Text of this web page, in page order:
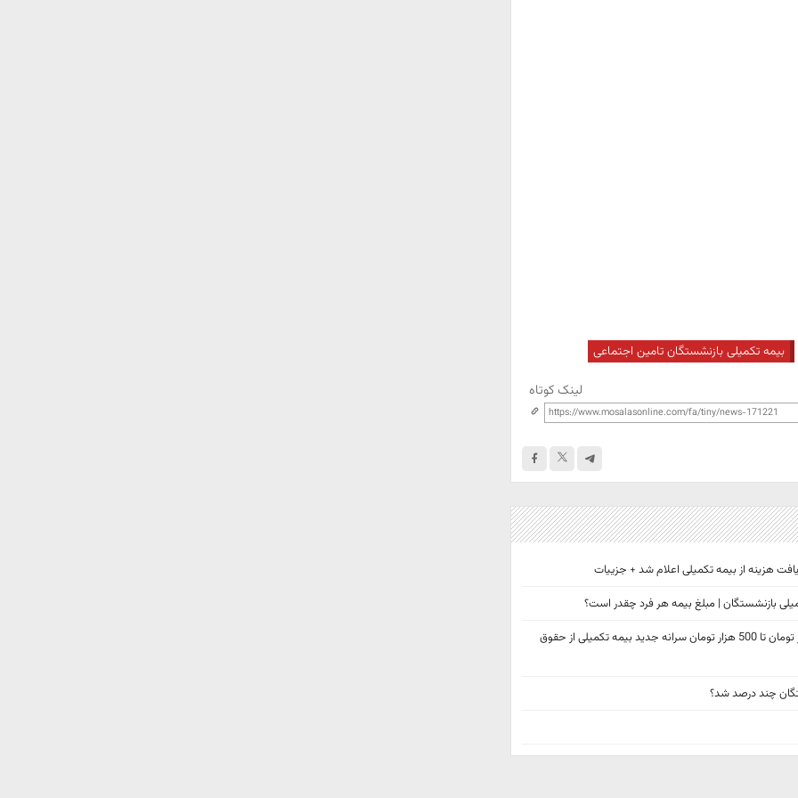
بیمه تکمیلی بازنشستگان تامین اجتماعی
لینک کوتاه
بازنشستگان | مبلغ بیمه هر فرد چقدر است؟
تعیین تکیلف بیمه تکمیلی بازنشستگان تامین اجتماعی | کسر 420 هزار تومان تا 500 هزار تومان سرانه جدید بیمه تکمیلی از حقوق
چند درصد شد؟